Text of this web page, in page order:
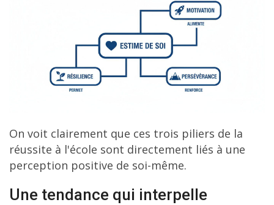
On voit clairement que ces trois piliers de la
réussite à l'école sont directement liés à une
perception positive de soi-même.
Une tendance qui interpelle